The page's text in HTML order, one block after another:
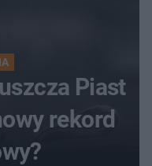
Piast
rekord